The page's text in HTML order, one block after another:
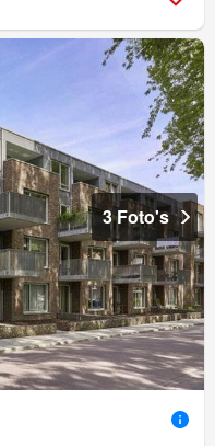
3 Foto's